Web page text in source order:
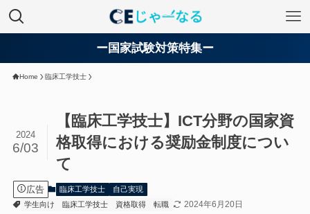
ー国家試験対策特集ー
Home 臨床工学技士
【臨床工学技士】ICT分野の国家資
格取得における奨励金制度につい
て
2024
6/03
広告 臨床工学技士
自己実現
学生向け
臨床工学技士 資格取得 転職 2024年6月20日